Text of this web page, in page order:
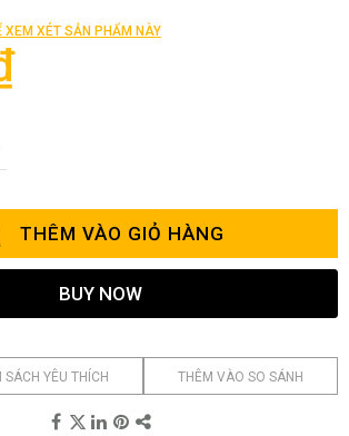
XEM XÉT SẢN PHẨM NÀY
THÊM VÀO GIỎ HÀNG
BUY NOW
YÊU THÍCH THÊM VÀO SO SÁNH